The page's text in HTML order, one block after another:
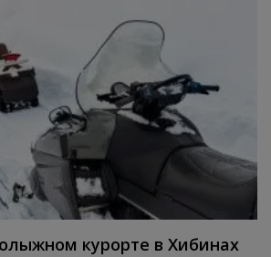
курорте в Хибинах